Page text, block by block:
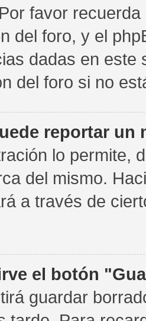
favor
del foro, y el
dadas en este
del foro si no
reportar un
lo permite,
del mismo.
a través de
el botón
guardar